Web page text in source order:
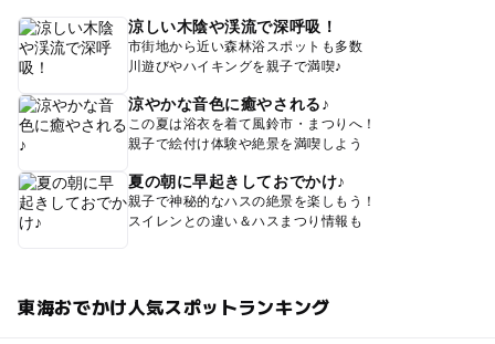
涼しい木陰や渓流で深呼吸！
市街地から近い森林浴スポットも多数
川遊びやハイキングを親子で満喫♪
涼やかな音色に癒やされる♪
この夏は浴衣を着て風鈴市・まつりへ！
親子で絵付け体験や絶景を満喫しよう
夏の朝に早起きしておでかけ♪
親子で神秘的なハスの絶景を楽しもう！
スイレンとの違い＆ハスまつり情報も
東海おでかけ人気スポットランキング